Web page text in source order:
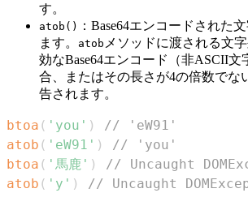
す。
atob()
：Base64エンコードされた
ます。
atob メソッドに渡される文
効なBase64エンコード（非ASCII文
合、またはその長さが4の倍数でな
告されます。
btoa ( 'you' )
// 'eW91'
atob ( 'eW91' )
// 'you'
btoa ( '馬鹿' )
// Uncaught
atob ( 'y' ) // Uncaught